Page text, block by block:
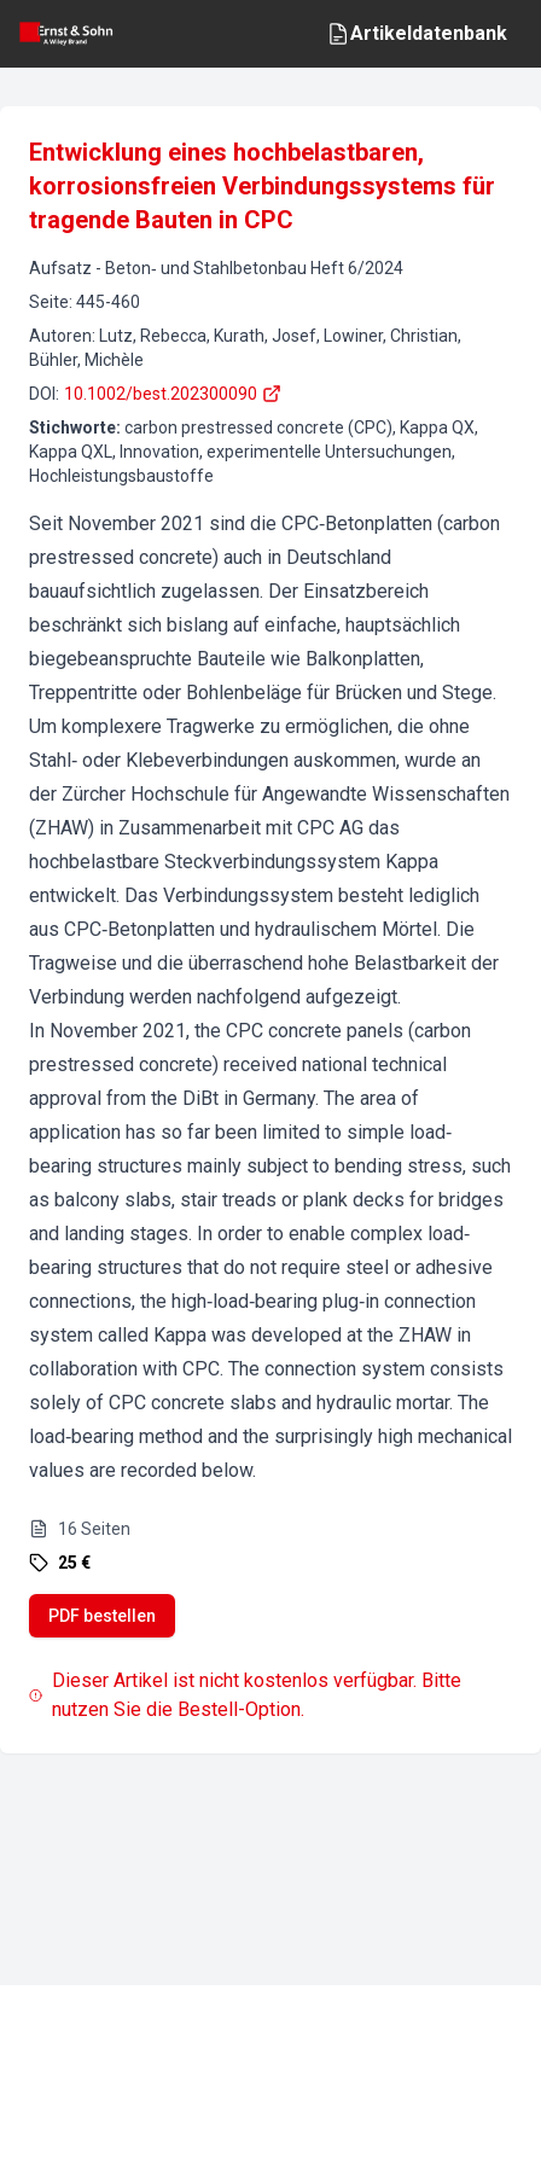
Artikeldatenbank
Entwicklung eines hochbelastbaren,
korrosionsfreien Verbindungssystems für
tragende Bauten in CPC
Aufsatz - Beton‐ und Stahlbetonbau Heft6/2024
Seite: 445-460
Autoren:
Lutz, Rebecca, Kurath, Josef, Lowiner, Christian,
Bühler, Michèle
DOI : 10.1002/best.202300090
Stichworte: carbon prestressed concrete (CPC), Kappa QX,
Kappa QXL, Innovation, experimentelle Untersuchungen,
Hochleistungsbaustoffe
Seit November 2021 sind die CPC‐Betonplatten (carbon
prestressed concrete) auch in Deutschland
bauaufsichtlich zugelassen. Der Einsatzbereich
beschränkt sich bislang auf einfache, hauptsächlich
biegebeanspruchte Bauteile wie Balkonplatten,
Treppentritte oder Bohlenbeläge für Brücken und Stege.
Um komplexere Tragwerke zu ermöglichen, die ohne
Stahl‐ oder Klebeverbindungen auskommen, wurde an
der Zürcher Hochschule für Angewandte Wissenschaften
(ZHAW) in Zusammenarbeit mit CPC AG das
hochbelastbare Steckverbindungssystem Kappa
entwickelt. Das Verbindungssystem besteht lediglich
aus CPC‐Betonplatten und hydraulischem Mörtel. Die
Tragweise und die überraschend hohe Belastbarkeit der
Verbindung werden nachfolgend aufgezeigt.
In November 2021, the CPC concrete panels (carbon
prestressed concrete) received national technical
approval from the DiBt in Germany. The area of
application has so far been limited to simple load‐
bearing structures mainly subject to bending stress, such
as balcony slabs, stair treads or plank decks for bridges
and landing stages. In order to enable complex load‐
bearing structures that do not require steel or adhesive
connections, the high‐load‐bearing plug‐in connection
system called Kappa was developed at the ZHAW in
collaboration with CPC. The connection system consists
solely of CPC concrete slabs and hydraulic mortar. The
load‐bearing method and the surprisingly high mechanical
values are recorded below.
16 Seiten
25 €
PDF bestellen
Dieser Artikel ist nicht kostenlos verfügbar. Bitte
nutzen Sie die Bestell-Option.